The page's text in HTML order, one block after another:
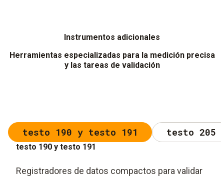
Instrumentos adicionales
Herramientas especializadas para la medición precisa
y las tareas de validación
testo 190 y testo 191 testo 205
testo 190 y testo 191
Registradores de datos compactos para validar